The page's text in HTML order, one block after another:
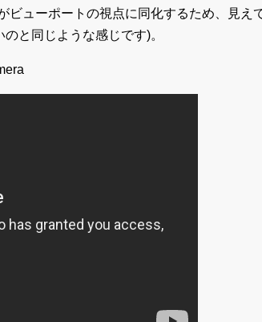
ビューポートの視点に同化するため、見え
と同じような感じです)。